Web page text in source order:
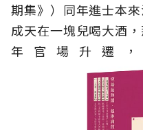
期集》）同年進士本
成天在一塊兒喝大酒
年官場升遷